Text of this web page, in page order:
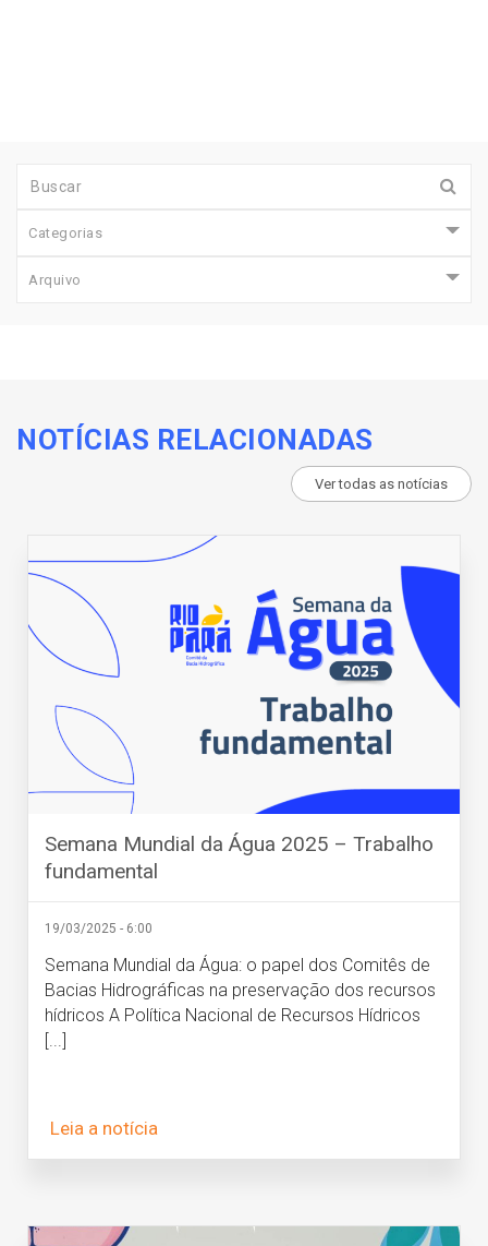
Categorias
Arquivo
NOTÍCIAS RELACIONADAS
Ver todas as notícias
Semana Mundial da Água 2025 – Trabalho
fundamental
19/03/2025 - 6:00
Semana Mundial da Água: o papel dos Comitês de
Bacias Hidrográficas na preservação dos recursos
hídricos A Política Nacional de Recursos Hídricos
[...]
Leia a notícia